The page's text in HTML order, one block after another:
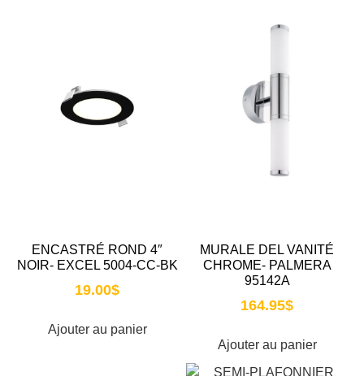
ENCASTRÉ ROND 4″
NOIR- EXCEL 5004-CC-BK
19.00$
Ajouter au panier
MURALE DEL VANITÉ
CHROME- PALMERA
95142A
164.95$
Ajouter au panier